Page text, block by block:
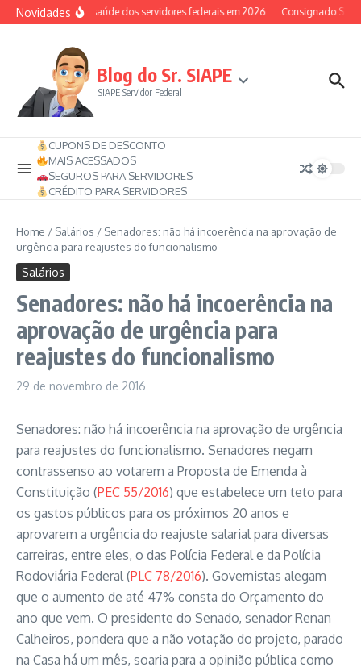
Ir para o conteúdo
NovidadesAuxílio-saúde dos servidores federais em 2026 Consignado
Blog do Sr. SIAPE
SIAPE Servidor Federal
CUPONS DE DESCONTO
MAIS ACESSADOS
SEGUROS PARA SERVIDORES
CRÉDITO PARA SERVIDORES
Home / Salários / Senadores: não há incoerência na aprovação de
urgência para reajustes do funcionalismo
Salários
Senadores: não há incoerência na
aprovação de urgência para
reajustes do funcionalismo
29 de novembro de 2016
Senadores: não há incoerência na aprovação de urgência
para reajustes do funcionalismo. Senadores negam
contrassenso ao votarem a Proposta de Emenda à
Constituição (PEC 55/2016) que estabelece um teto para
os gastos públicos para os próximos 20 anos e
aprovarem a urgência do reajuste salarial para diversas
carreiras, entre eles, o das Polícia Federal e da Polícia
Rodoviária Federal (PLC 78/2016). Governistas alegam
que o aumento de até 47% consta do Orçamento do
ano que vem. O presidente do Senado, senador Renan
Calheiros, pondera que a não votação do projeto, parado
na Casa há um mês, soaria para a opinião pública como